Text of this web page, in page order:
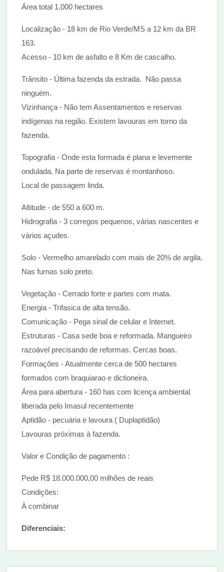
Área total 1.000 hectares
Localização - 18 km de Rio Verde/MS a 12 km da BR
163.
Acesso - 10 km de asfalto e 8 Km de cascalho.
Trânsito - Última fazenda da estrada. Não passa
ninguém.
Vizinhança - Não tem Assentamentos e reservas
indígenas na região. Existem lavouras em torno da
fazenda.
Topografia - Onde esta formada é plana e levemente
ondulada. Na parte de reservas é montanhoso.
Local de passagem linda.
Altitude - de 550 a 600 m.
Hidrografia - 3 corregos pequenos, várias nascentes e
vários açudes.
Solo - Vermelho amarelado com mais de 20% de argila.
Nas furnas solo preto.
Vegetação - Cerrado forte e partes com mata.
Energia - Trifasica de alta tensão.
Comunicação - Pega sinal de celular e Internet.
Estruturas - Casa sede boa e reformada. Mangueiro
razoável precisando de reformas. Cercas boas.
Formações - Atualmente cerca de 500 hectares
formados com braquiarao e dictioneira.
Área para abertura - 160 has com licença ambiental
liberada pelo Imasul recentemente
Aptidão - pecuária e lavoura ( Duplaptidão)
Lavouras próximas à fazenda.
Valor e Condição de pagamento :
Pede R$ 18.000.000,00 milhões de reais
Condições:
À combinar
Diferenciais: